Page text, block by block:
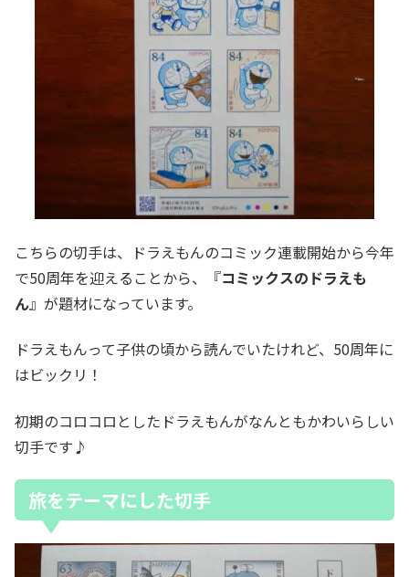
こちらの切手は、ドラえもんのコミック連載開始から今年
で50周年を迎えることから、『コミックスのドラえも
ん』が題材になっています。
ドラえもんって子供の頃から読んでいたけれど、50周年に
はビックリ！
初期のコロコロとしたドラえもんがなんともかわいらしい
切手です♪
旅をテーマにした切手